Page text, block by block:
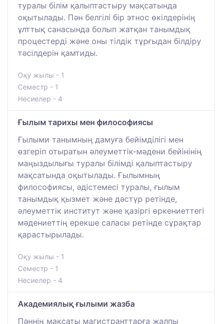
туралы білім қалыптастыру мақсатында
оқытылады. Пән белгілі бір этнос өкілдерінің
ұлттық санасында болып жатқан танымдық
процестерді және оны тілдік тұрғыдан білдіру
тәсілдерін қамтиды.
Оқу жылы - 1
Семестр - 1
Несиелер - 4
Ғылым тарихы мен философиясы
Ғылыми танымның дамуға бейімділігі мен
өзгеріп отыратын әлеуметтік-мәдени бейінінің
маңыздылығы туралы білімді қалыптастыру
мақсатында оқытылады. Ғылымның
философиясы, әдістемесі туралы, ғылым
танымдық қызмет және дәстүр ретінде,
әлеуметтік институт және қазіргі өркениеттегі
мәдениеттің ерекше саласы ретінде сұрақтар
қарастырылады.
Оқу жылы - 1
Семестр - 1
Несиелер - 4
Академиялық ғылыми жазба
Пәннің мақсаты магистранттарға жалпы